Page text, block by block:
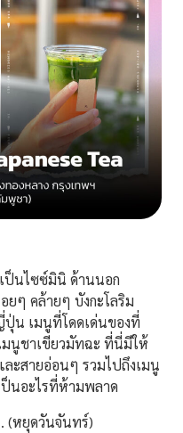
ป็นไซซ์มินิ ด้านนอก
ๆ คล้ายๆ บังกะโลริม
น เมนูที่โดดเด่นของที่
มนูชาเขียวมัทฉะ ที่นี่มีให้
ะสายอ่อนๆ รวมไปถึงเมนู
ป็นอะไรที่ห้ามพลาด
(หยุดวันจันทร์)